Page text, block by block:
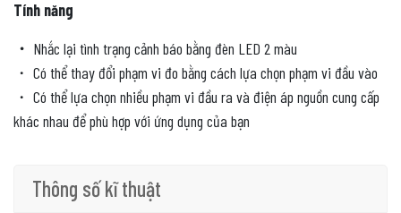
Tính năng
・ Nhắc lại tình trạng cảnh báo bằng đèn LED 2 màu
・ Có thể thay đổi phạm vi đo bằng cách lựa chọn phạm vi đầu vào
・ Có thể lựa chọn nhiều phạm vi đầu ra và điện áp nguồn cung cấp
khác nhau để phù hợp với ứng dụng của bạn
Thông số kĩ thuật